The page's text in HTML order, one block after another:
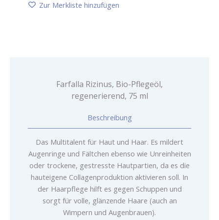
Zur Merkliste hinzufügen
Farfalla Rizinus, Bio-Pflegeöl,
regenerierend, 75 ml
Beschreibung
Das Multitalent für Haut und Haar. Es mildert
Augenringe und Fältchen ebenso wie Unreinheiten
oder trockene, gestresste Hautpartien, da es die
hauteigene Collagenproduktion aktivieren soll. In
der Haarpflege hilft es gegen Schuppen und
sorgt für volle, glänzende Haare (auch an
Wimpern und Augenbrauen).